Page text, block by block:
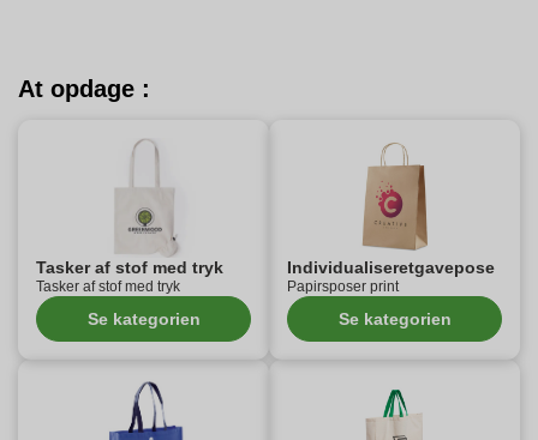
At opdage :
Tasker af stof med tryk
Tasker af stof med tryk
Se kategorien
Individualiseretgavepose
Papirsposer print
Se kategorien